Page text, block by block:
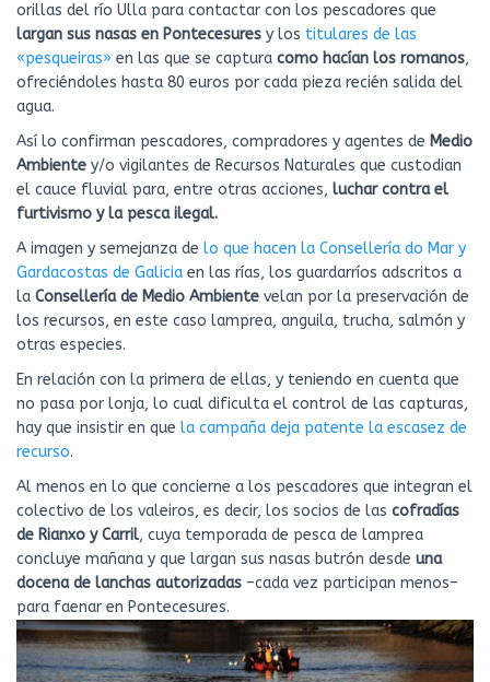
orillas del río Ulla para contactar con los pescadores que
largan sus nasas en Pontecesures y los titulares de las
«pesqueiras» en las que se captura como hacían los romanos,
ofreciéndoles hasta 80 euros por cada pieza recién salida del
agua.
Así lo confirman pescadores, compradores y agentes de Medio
Ambiente y/o vigilantes de Recursos Naturales que custodian
el cauce fluvial para, entre otras acciones, luchar contra el
furtivismo y la pesca ilegal.
A imagen y semejanza de lo que hacen la Consellería do Mar y
Gardacostas de Galicia en las rías, los guardarríos adscritos a
la Consellería de Medio Ambiente velan por la preservación de
los recursos, en este caso lamprea, anguila, trucha, salmón y
otras especies.
En relación con la primera de ellas, y teniendo en cuenta que
no pasa por lonja, lo cual dificulta el control de las capturas,
hay que insistir en que la campaña deja patente la escasez de
recurso.
Al menos en lo que concierne a los pescadores que integran el
colectivo de los valeiros, es decir, los socios de las cofradías
de Rianxo y Carril, cuya temporada de pesca de lamprea
concluye mañana y que largan sus nasas butrón desde una
docena de lanchas autorizadas –cada vez participan menos–
para faenar en Pontecesures.